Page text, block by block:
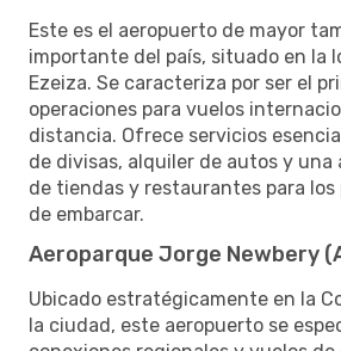
Este es el aeropuerto de mayor
importante del país, situado en la
Ezeiza. Se caracteriza por ser el
operaciones para vuelos
distancia. Ofrece servicios
de divisas, alquiler de autos y una
de tiendas y restaurantes para los
de embarcar.
Aeroparque Jorge Newbery
Ubicado estratégicamente en la
la ciudad, este aeropuerto se